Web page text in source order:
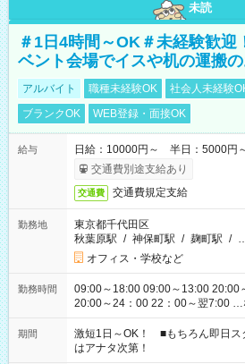
未読
＃1日4時間～OK＃未経験歓迎
ベント会場でイスや机の運搬
アルバイト 職種未経験OK 社会人未経験
ブランクOK
WEB登録・面接OK
給与
日給：10000円～ 半日：5000円
交通費別途支給あり
交通費 交通費規定支給
勤務地
東京都千代田区
秋葉原駅 / 神保町駅 / 麹町駅 /
オフィス・学校など
勤務時間
09:00～18:00 09:00～13:00 20:00
20:00～24：00 22：00～翌7:00 …など
シフトもございます！ お気軽にご
期間
激短1日～OK！ ■もちろん即日
はアナタ次第！